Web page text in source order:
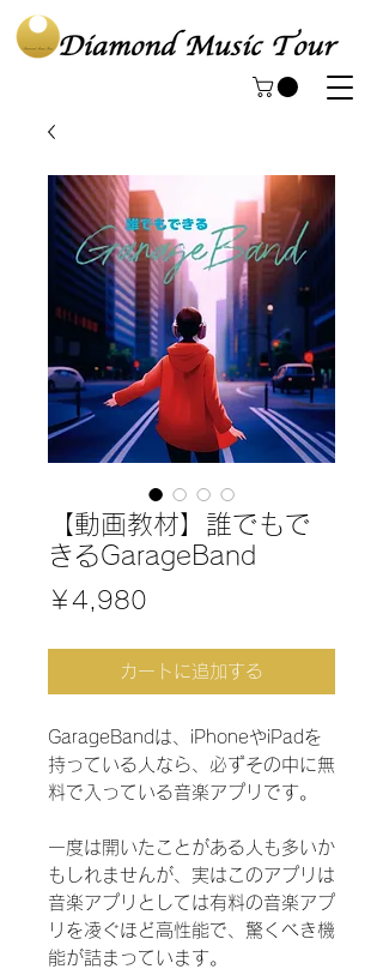
【動画教材】誰でもで
きるGarageBand
￥4,980
カートに追加する
GarageBandは、iPhoneやiPadを
持っている人なら、必ずその中に無
料で入っている音楽アプリです。
一度は開いたことがある人も多いか
もしれませんが、実はこのアプリは
音楽アプリとしては有料の音楽アプ
リを凌ぐほど高性能で、驚くべき機
能が詰まっています。